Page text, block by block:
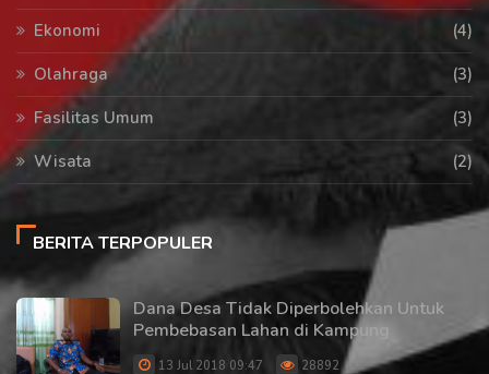
Ekonomi
(4)
Olahraga
(3)
Fasilitas Umum
(3)
Wisata
(2)
BERITA TERPOPULER
Dana Desa Tidak Diperbolehkan Untuk
Pembebasan Lahan di Kampung
13 Jul 2018 09:47 28892